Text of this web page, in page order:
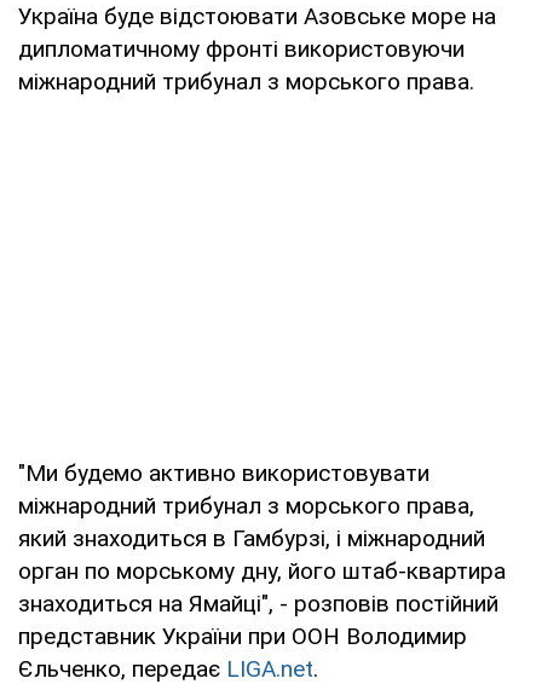
Україна буде відстоювати Азовське море на
дипломатичному фронті використовуючи
міжнародний трибунал з морського права.
"Ми будемо активно використовувати
міжнародний трибунал з морського права,
який знаходиться в Гамбурзі, і міжнародний
орган по морському дну, його штаб-квартира
знаходиться на Ямайці", - розповів постійний
представник України при ООН Володимир
Єльченко, передає LIGA.net.